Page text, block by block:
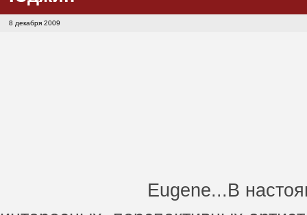
8 декабря 2009
Eugene...В